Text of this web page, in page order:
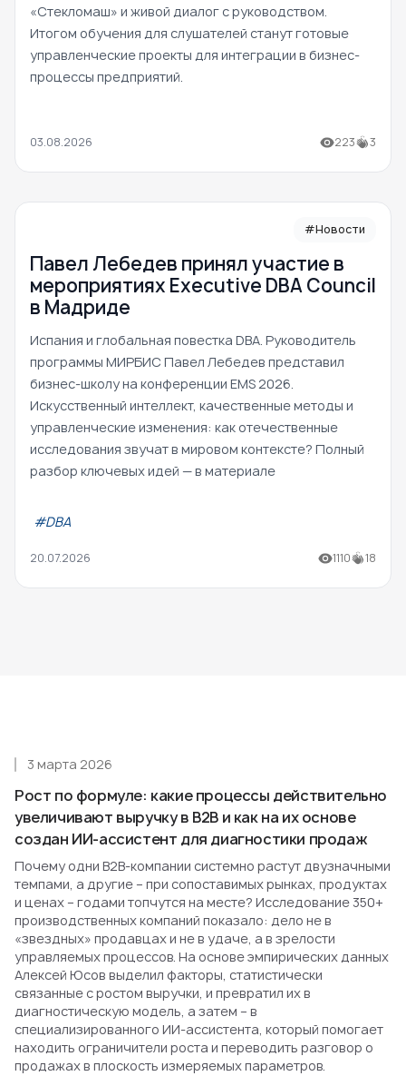
«Стекломаш» и живой диалог с руководством.
Итогом обучения для слушателей станут готовые
управленческие проекты для интеграции в бизнес-
процессы предприятий.
03.08.2026 223 3
#Новости
Павел Лебедев принял участие в
мероприятиях Executive DBA Council
в Мадриде
Испания и глобальная повестка DBA. Руководитель
программы МИРБИС Павел Лебедев представил
бизнес-школу на конференции EMS 2026.
Искусственный интеллект, качественные методы и
управленческие изменения: как отечественные
исследования звучат в мировом контексте? Полный
разбор ключевых идей — в материале
#DBA
20.07.2026 1110 18
Рост по формуле: какие процессы действительно
увеличивают выручку в B2B и как на их основе
создан ИИ-ассистент для диагностики продаж
3 марта 2026
Почему одни B2B-компании системно растут двузначными
темпами, а другие – при сопоставимых рынках, продуктах
и ценах – годами топчутся на месте? Исследование 350+
производственных компаний показало: дело не в
«звездных» продавцах и не в удаче, а в зрелости
управляемых процессов. На основе эмпирических данных
Алексей Юсов выделил факторы, статистически
связанные с ростом выручки, и превратил их в
диагностическую модель, а затем – в
специализированного ИИ-ассистента, который помогает
находить ограничители роста и переводить разговор о
продажах в плоскость измеряемых параметров.